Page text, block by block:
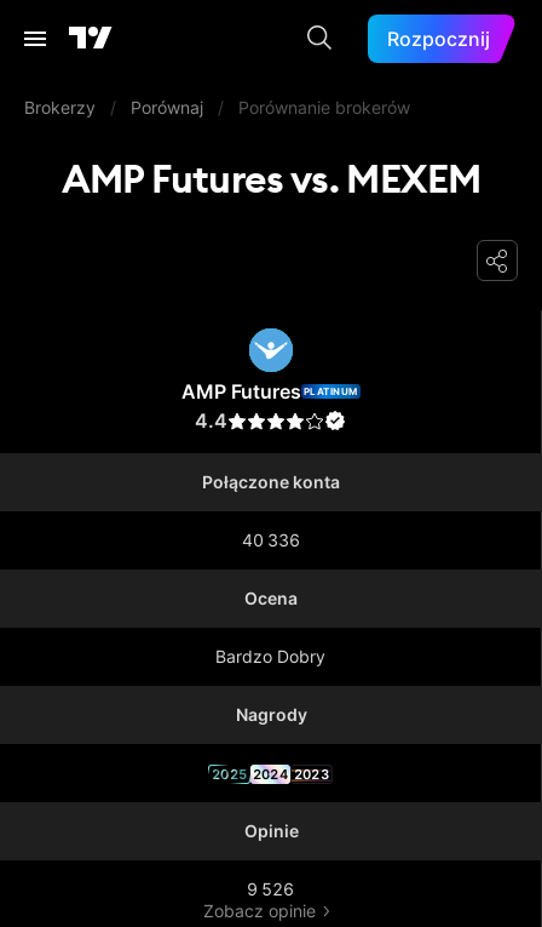
Rozpocznij
Brokerzy / Porównaj / Porównanie brokerów
AMP Futures vs. MEXEM
AMP Futures PLATINUM
4.4
Połączone konta
40 336
Ocena
Bardzo Dobry
Nagrody
2025 2024 2023
Opinie
9 526
Zobacz opinie